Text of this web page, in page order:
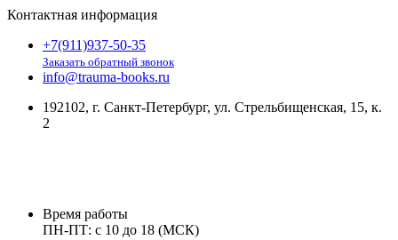
Контактная информация
+7(911)937-50-35
Заказать обратный звонок
info@trauma-books.ru
192102, г. Санкт-Петербург, ул. Стрельбищенская, 15, к.
2
Время работы
ПН-ПТ: с 10 до 18 (МСК)